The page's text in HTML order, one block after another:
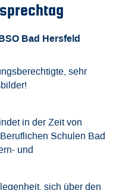
Bad Hersfeld
sehr
in der Zeit von
Schulen Bad
und
sich über den